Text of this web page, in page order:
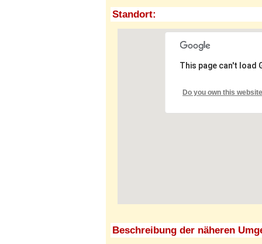
Standort:
This page can't load
Do you own this
Beschreibung der näheren